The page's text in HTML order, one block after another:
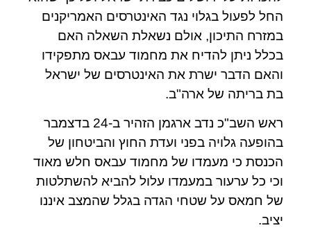
החל לפעול בגלוי נגד האינטרסים האמריקנים
במזרח התיכון, אולם נשאלת השאלה האם
בכלל ניתן להדיח את מחמוד עבאס מתפקידו
והאם הדבר ישרת את האינטרסים של ישראל
בת בריתה של ארה"ב.
ראש השב"כ נדב ארגמן הזהיר ב-24 בדצמבר
בהופעה גלויה בפני ועדת החוץ והביטחון של
הכנסת כי מעמדו של מחמוד עבאס חלש מאוד
וכי כל ערעור במעמדו עלול להביא להשתלטות
של חמאס על שטחי הגדה בגלל שהמצב איננו
יציב.